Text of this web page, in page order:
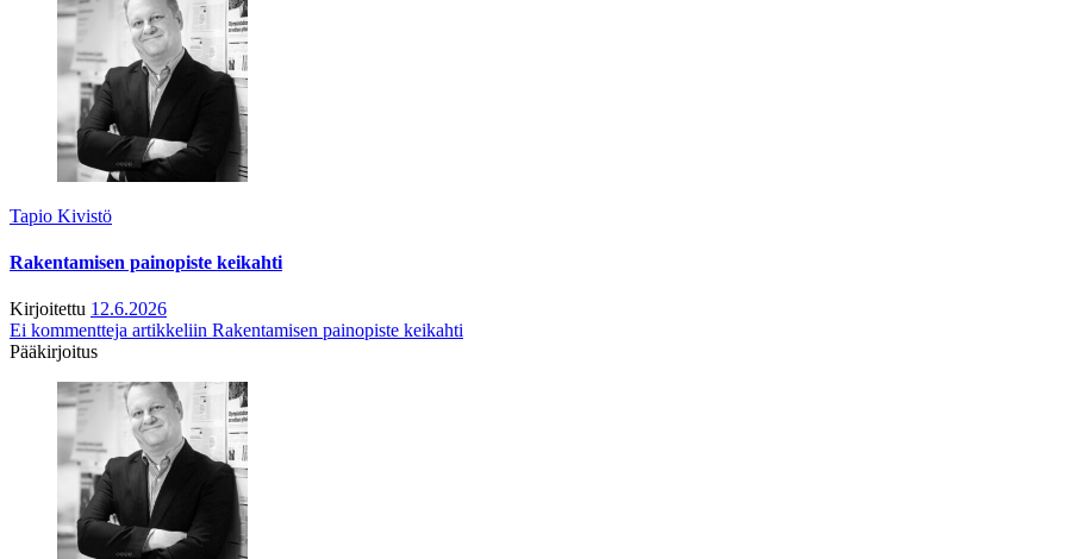
Tapio Kivistö
Rakentamisen painopiste keikahti
Kirjoitettu 12.6.2026
Ei kommentteja artikkeliin Rakentamisen painopiste keikahti
Pääkirjoitus